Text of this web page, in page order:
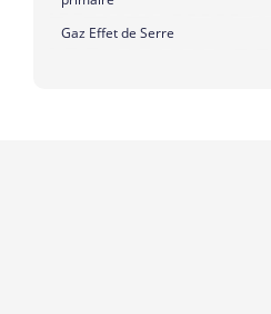
Gaz Effet de Serre